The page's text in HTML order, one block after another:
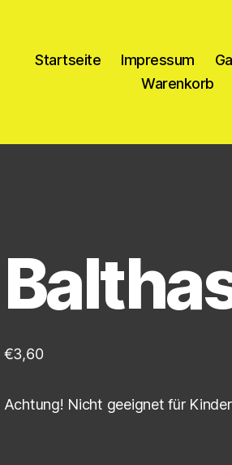
Startseite Impressum
Warenkorb
€3,60
Achtung! Nicht geeignet für